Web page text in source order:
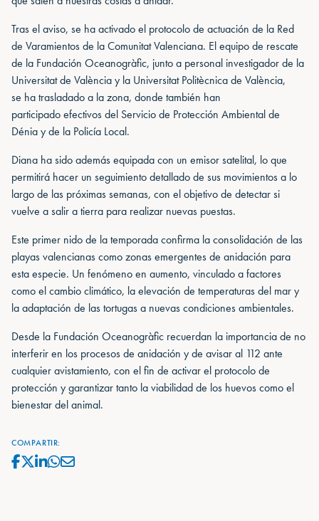
Tras el aviso, se ha activado el protocolo de actuación de la Red
de Varamientos de la Comunitat Valenciana. El equipo de rescate
de la Fundación Oceanogràfic, junto a personal investigador de la
Universitat de València y la Universitat Politècnica de València,
se ha trasladado a la zona, donde también han
participado efectivos del Servicio de Protección Ambiental de
Dénia y de la Policía Local.
Diana ha sido además equipada con un emisor satelital, lo que
permitirá hacer un seguimiento detallado de sus movimientos a lo
largo de las próximas semanas, con el objetivo de detectar si
vuelve a salir a tierra para realizar nuevas puestas.
Este primer nido de la temporada confirma la consolidación de las
playas valencianas como zonas emergentes de anidación para
esta especie. Un fenómeno en aumento, vinculado a factores
como el cambio climático, la elevación de temperaturas del mar y
la adaptación de las tortugas a nuevas condiciones ambientales.
Desde la Fundación Oceanogràfic recuerdan la importancia de no
interferir en los procesos de anidación y de avisar al 112 ante
cualquier avistamiento, con el fin de activar el protocolo de
protección y garantizar tanto la viabilidad de los huevos como el
bienestar del animal.
COMPARTIR: